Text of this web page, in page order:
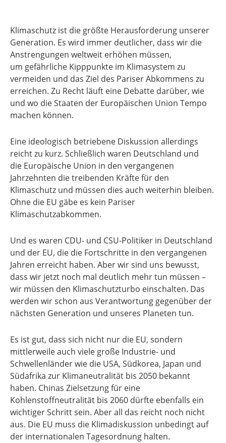
Klimaschutz ist die größte Herausforderung unserer
Generation. Es wird immer deutlicher, dass wir die
Anstrengungen weltweit erhöhen müssen,
um gefährliche Kipppunkte im Klimasystem zu
vermeiden und das Ziel des Pariser Abkommens zu
erreichen. Zu Recht läuft eine Debatte darüber, wie
und wo die Staaten der Europäischen Union Tempo
machen können.
Eine ideologisch betriebene Diskussion allerdings
reicht zu kurz. Schließlich waren Deutschland und
die Europäische Union in den vergangenen
Jahrzehnten die treibenden Kräfte für den
Klimaschutz und müssen dies auch weiterhin bleiben.
Ohne die EU gäbe es kein Pariser
Klimaschutzabkommen.
Und es waren CDU- und CSU-Politiker in Deutschland
und der EU, die die Fortschritte in den vergangenen
Jahren erreicht haben. Aber wir sind uns bewusst,
dass wir jetzt noch mal deutlich mehr tun müssen –
wir müssen den Klimaschutzturbo einschalten. Das
werden wir schon aus Verantwortung gegenüber der
nächsten Generation und unseres Planeten tun.
Es ist gut, dass sich nicht nur die EU, sondern
mittlerweile auch viele große Industrie- und
Schwellenländer wie die USA, Südkorea, Japan und
Südafrika zur Klimaneutralität bis 2050 bekannt
haben. Chinas Zielsetzung für eine
Kohlenstoffneutralität bis 2060 dürfte ebenfalls ein
wichtiger Schritt sein. Aber all das reicht noch nicht
aus. Die EU muss die Klimadiskussion unbedingt auf
der internationalen Tagesordnung halten.